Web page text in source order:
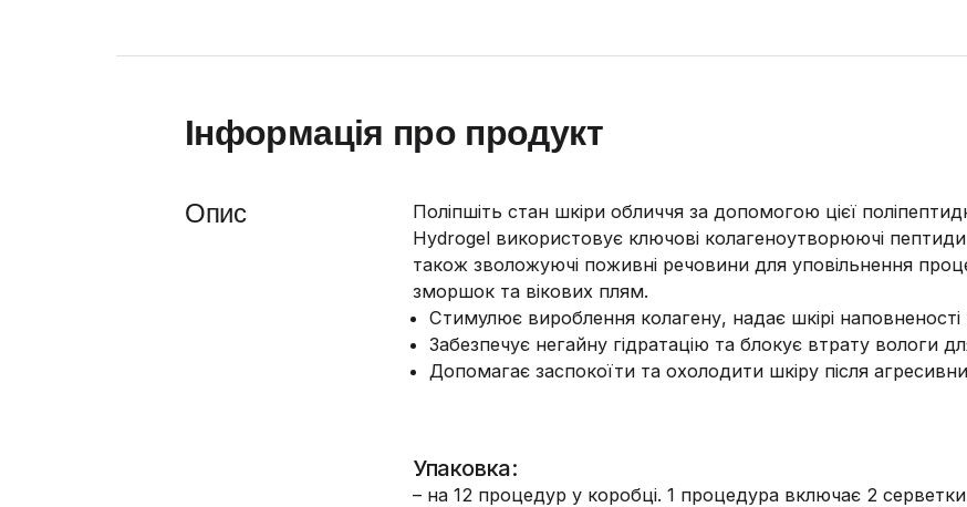
Інформація про продукт
Опис
Поліпшіть стан шкіри обличчя за допомогою цієї
Hydrogel використовує ключові колагеноутворюючі
також зволожуючі поживні речовини для уповільнення
зморшок та вікових плям.
Стимулює вироблення колагену, надає шкірі наповненості
Забезпечує негайну гідратацію та блокує втрату вологи
Допомагає заспокоїти та охолодити шкіру після
Упаковка:
– на 12 процедур у коробці. 1 процедура включає 2